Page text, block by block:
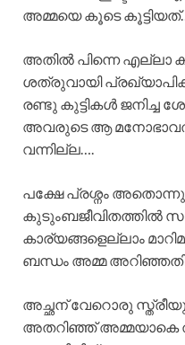
അമ്മയെ കൂടെ
അതിൽ പിന്നെ എല്ലാ
ശത്രുവായി
രണ്ടു കുട്ടികൾ ജനിച്ച
അവരുടെ ആ
വന്നില്ല….
പക്ഷേ പ്രശ്നം
കുടുംബജീവിതത്തിൽ
കാര്യങ്ങളെല്ലാം
ബന്ധം അമ്മ
അച്ഛന് വേറൊരു
അതറിഞ്ഞ് അമ്മയാകെ